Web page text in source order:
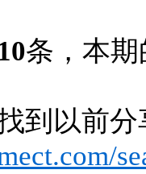
条，本期
到以前